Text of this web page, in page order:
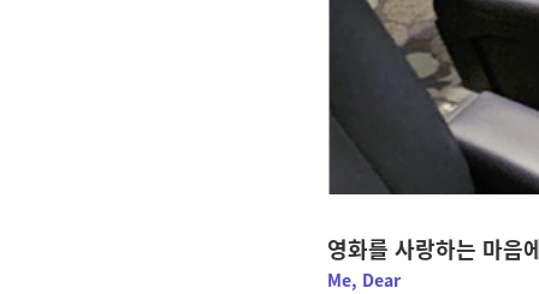
영화를 사랑하는 마음
Me, Dear